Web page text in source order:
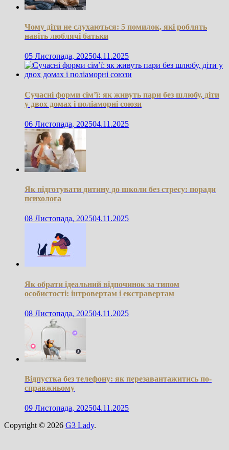
Чому діти не слухаються: 5 помилок, які роблять
навіть люблячі батьки
05 Листопада, 202504.11.2025
Сучасні форми сім’ї: як живуть пари без шлюбу, діти
у двох домах і поліаморні союзи
06 Листопада, 202504.11.2025
Як підготувати дитину до школи без стресу: поради
психолога
08 Листопада, 202504.11.2025
Як обрати ідеальний відпочинок за типом
особистості: інтровертам і екстравертам
08 Листопада, 202504.11.2025
Відпустка без телефону: як перезавантажитись по-
справжньому
09 Листопада, 202504.11.2025
Copyright © 2026 G3 Lady.